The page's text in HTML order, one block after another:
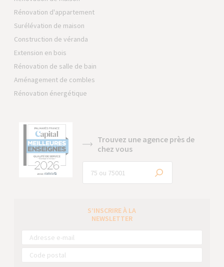
Rénovation d'appartement
Surélévation de maison
Construction de véranda
Extension en bois
Rénovation de salle de bain
Aménagement de combles
Rénovation énergétique
Trouvez une agence près de
chez vous
S’INSCRIRE À LA
NEWSLETTER